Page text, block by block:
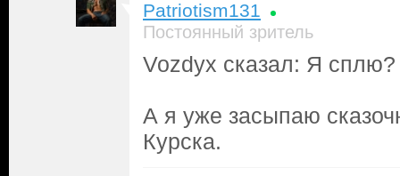
Patriotism131
Постоянный зритель
Vozdyx сказал: Я сплю?
А я уже засыпаю
Курска.